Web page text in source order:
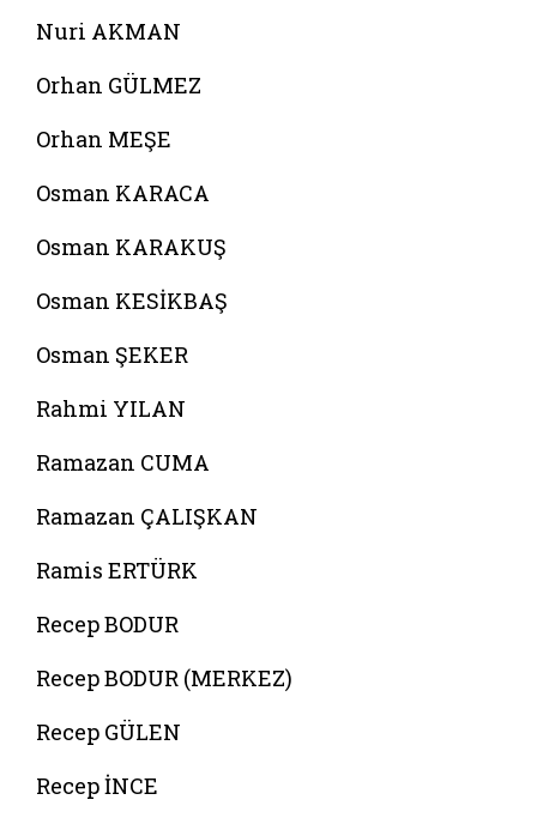
Nuri AKMAN
Orhan GÜLMEZ
Orhan MEŞE
Osman KARACA
Osman KARAKUŞ
Osman KESİKBAŞ
Osman ŞEKER
Rahmi YILAN
Ramazan CUMA
Ramazan ÇALIŞKAN
Ramis ERTÜRK
Recep BODUR
Recep BODUR (MERKEZ)
Recep GÜLEN
Recep İNCE